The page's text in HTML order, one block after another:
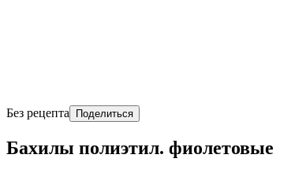
Без рецепта Поделиться
Бахилы полиэтил. фиолетовые